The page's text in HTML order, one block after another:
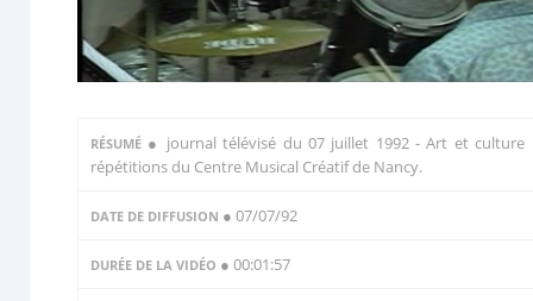
RÉSUMÉ ● journal télévisé du 07 juillet 1992 - Art et culture
répétitions du Centre Musical Créatif de Nancy.
DATE DE DIFFUSION ● 07/07/92
DURÉE DE LA VIDÉO ● 00:01:57